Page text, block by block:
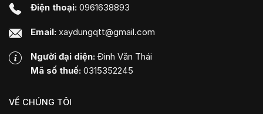
Điện thoại: 0961638893
Email: xaydungqtt@gmail.com
Người đại diện: Đinh Văn Thái
Mã số thuế: 0315352245
VỀ CHÚNG TÔI